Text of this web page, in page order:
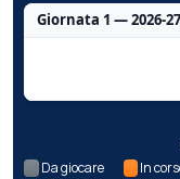
Giornata 1 — 2026-27
Da giocare In